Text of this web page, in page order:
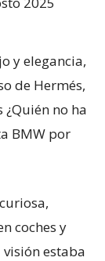
y elegancia,
de Hermés,
¿Quién no ha
BMW por
coches y
estaba